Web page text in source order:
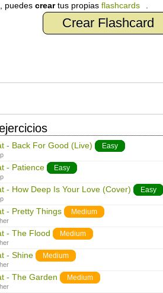
puedes creartus propias flashcards
Crear Flashcard
- Back For Good (Live) Easy
- Patience Easy
- How Deep Is Your Love (Cover) Easy
- Pretty Things Medium
- The Flood Medium
- Shine Medium
- The Garden Medium